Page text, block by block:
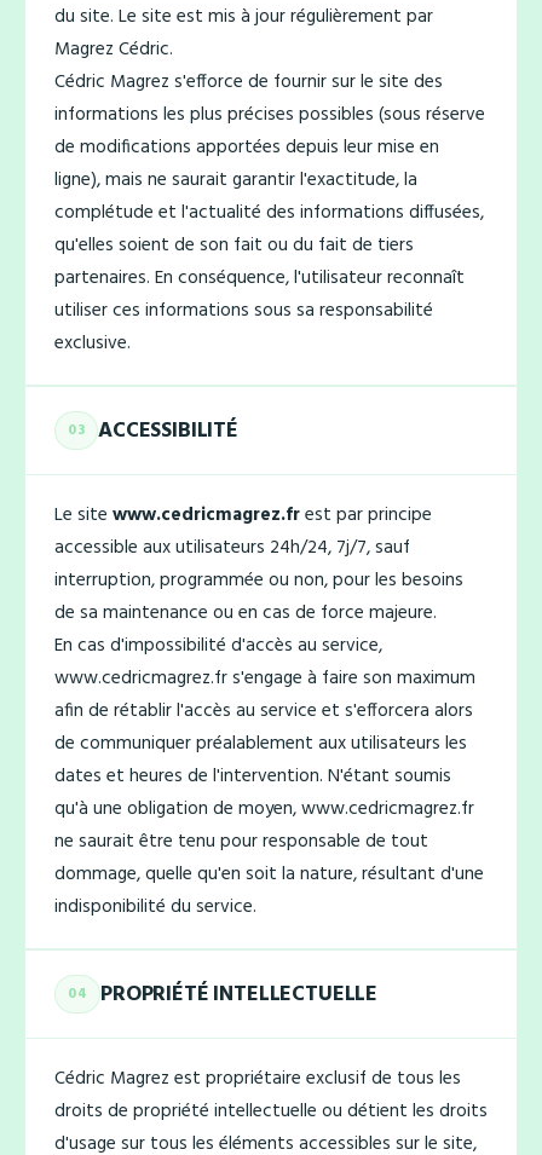
du site. Le site est mis à jour régulièrement par
Magrez Cédric.
Cédric Magrez s'efforce de fournir sur le site des
informations les plus précises possibles (sous réserve
de modifications apportées depuis leur mise en
ligne), mais ne saurait garantir l'exactitude, la
complétude et l'actualité des informations diffusées,
qu'elles soient de son fait ou du fait de tiers
partenaires. En conséquence, l'utilisateur reconnaît
utiliser ces informations sous sa responsabilité
exclusive.
03 ACCESSIBILITÉ
Le site www.cedricmagrez.frest par principe
accessible aux utilisateurs 24h/24, 7j/7, sauf
interruption, programmée ou non, pour les besoins
de sa maintenance ou en cas de force majeure.
En cas d'impossibilité d'accès au service,
www.cedricmagrez.fr s'engage à faire son maximum
afin de rétablir l'accès au service et s'efforcera alors
de communiquer préalablement aux utilisateurs les
dates et heures de l'intervention. N'étant soumis
qu'à une obligation de moyen, www.cedricmagrez.fr
ne saurait être tenu pour responsable de tout
dommage, quelle qu'en soit la nature, résultant d'une
indisponibilité du service.
04 PROPRIÉTÉ INTELLECTUELLE
Cédric Magrez est propriétaire exclusif de tous les
droits de propriété intellectuelle ou détient les droits
d'usage sur tous les éléments accessibles sur le site,